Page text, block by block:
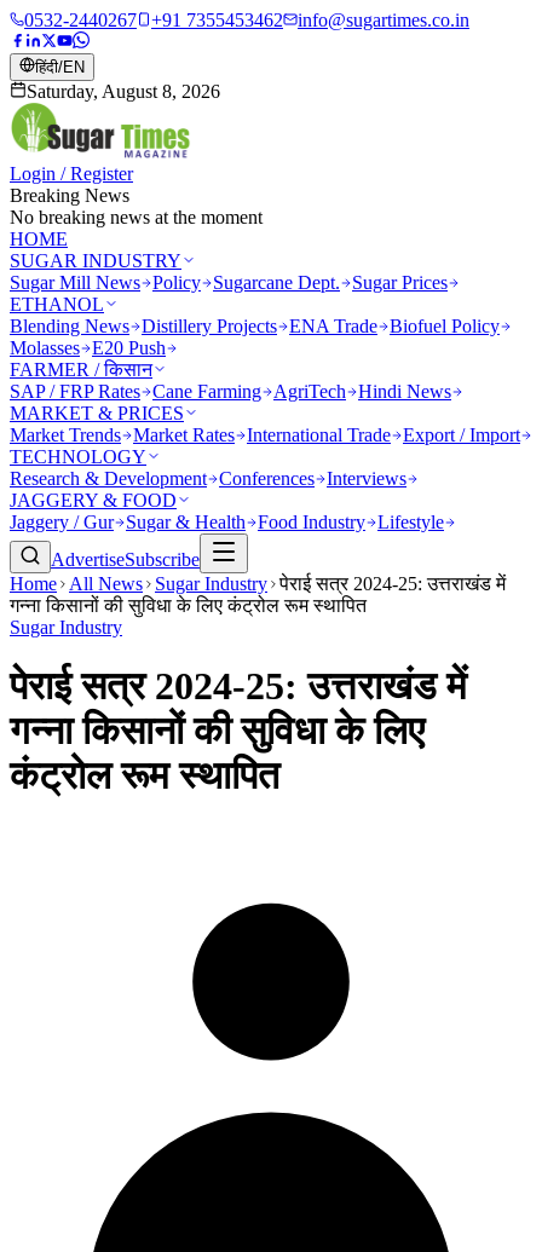
0532-2440267 +91 7355453462 info@sugartimes.co.in
हिंदी/EN
Saturday, August 8, 2026
Login / Register
Breaking News
No breaking news at the moment
HOME
SUGAR INDUSTRY
Sugar Mill News Policy Sugarcane Dept.
Sugar Prices
ETHANOL
Blending News Distillery Projects ENA Trade Biofuel Policy
Molasses E20 Push
FARMER / किसान
SAP / FRP Rates Cane Farming AgriTech
Hindi News
MARKET & PRICES
Market Trends Market Rates International Trade Export / Import
TECHNOLOGY
Research & Development Conferences Interviews
JAGGERY & FOOD
Jaggery / Gur
Sugar & Health Food Industry Lifestyle
AdvertiseSubscribe
Home
All News Sugar Industry पेराई सत्र 2024-25: उत्तराखंड में
गन्ना किसानों की सुविधा के लिए कंट्रोल रूम स्थापित
Sugar Industry
पेराई सत्र 2024-25: उत्तराखंड में
गन्ना किसानों की सुविधा के लिए
कंट्रोल रूम स्थापित